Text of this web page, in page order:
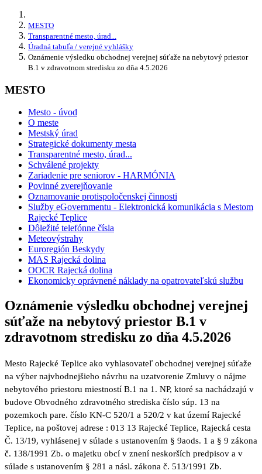
MESTO
Transparentné mesto, úrad...
Úradná tabuľa / verejné vyhlášky
Oznámenie výsledku obchodnej verejnej súťaže na nebytový priestor
B.1 v zdravotnom stredisku zo dňa 4.5.2026
MESTO
Mesto - úvod
O meste
Mestský úrad
Strategické dokumenty mesta
Transparentné mesto, úrad...
Schválené projekty
Zariadenie pre seniorov - HARMÓNIA
Povinné zverejňovanie
Oznamovanie protispoločenskej činnosti
Služby eGovernmentu - Elektronická komunikácia s Mestom
Rajecké Teplice
Dôležité telefónne čísla
Meteovýstrahy
Euroregión Beskydy
MAS Rajecká dolina
OOCR Rajecká dolina
Ekonomicky oprávnené náklady na opatrovateľskú službu
Oznámenie výsledku obchodnej verejnej
súťaže na nebytový priestor B.1 v
zdravotnom stredisku zo dňa 4.5.2026
Mesto Rajecké Teplice ako vyhlasovateľ obchodnej verejnej súťaže
na výber najvhodnejšieho návrhu na uzatvorenie Zmluvy o nájme
nebytového priestoru miestností B.1 na 1. NP, ktoré sa nachádzajú v
budove Obvodného zdravotného strediska číslo súp. 13 na
pozemkoch pare. číslo KN-C 520/1 a 520/2 v kat území Rajecké
Teplice, na poštovej adrese : 013 13 Rajecké Teplice, Rajecká cesta
Č. 13/19, vyhlásenej v súlade s ustanovením § 9aods. 1 a § 9 zákona
č. 138/1991 Zb. o majetku obcí v znení neskorších predpisov a v
súlade s ustanovením § 281 a násl. zákona č. 513/1991 Zb.